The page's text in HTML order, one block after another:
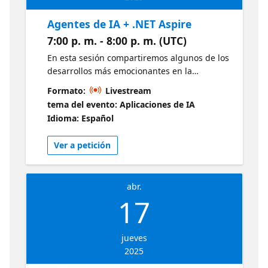
Agentes de IA + .NET Aspire
7:00 p. m. - 8:00 p. m. (UTC)
En esta sesión compartiremos algunos de los
desarrollos más emocionantes en la
plataforma .NET relacionados con Agentes
de IA. Veremos nuevas características y
mejoras de .NET, y también las poderosas
capacidades de los Agentes. Y, por supuesto,
crearemos en vivo varios Agentes con .NET y
.NET Aspire.
Formato:
Livestream
tema del evento: Aplicaciones de IA
Idioma: Español
Ver a petición
abr.
17
jueves
2025